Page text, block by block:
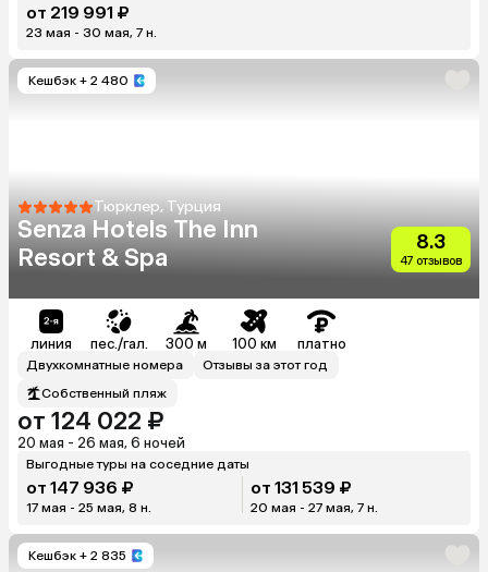
от 219 991 ₽
23 мая - 30 мая, 7 н.
Кешбэк + 2 480
Тюрклер, Турция
Senza Hotels The Inn
Resort & Spa
8.3
47 отзывов
линия пес./гал. 300 м 100 км платно
Двухкомнатные номера
Отзывы за этот год
Собственный пляж
от 124 022 ₽
20 мая - 26 мая, 6 ночей
Выгодные туры на соседние даты
от 147 936 ₽
17 мая - 25 мая, 8 н.
от 131 539 ₽
20 мая - 27 мая, 7 н.
Кешбэк + 2 835